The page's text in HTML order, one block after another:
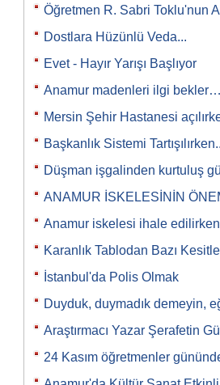
Öğretmen R. Sabri Toklu'nun
Dostlara Hüzünlü Veda...
Evet - Hayır Yarışı Başlıyor
Anamur madenleri ilgi
Mersin Şehir Hastanesi
Başkanlık Sistemi
Düşman işgalinden kurtuluş
ANAMUR İSKELESİNİN
Anamur iskelesi ihale
Karanlık Tablodan Bazı
İstanbul'da Polis Olmak
Duyduk, duymadık demeyin,
Araştırmacı Yazar Şerafetin
24 Kasım öğretmenler